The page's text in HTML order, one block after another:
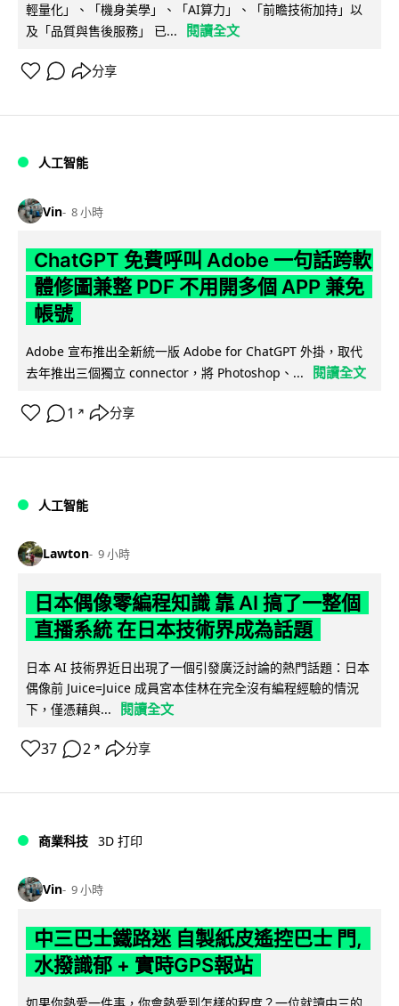
輕量化」、「機身美學」、「AI算力」、「前瞻技術加持」以
及「品質與售後服務」 已...
閱讀全文
分享
人工智能
Vin 8 小時
ChatGPT 免費呼叫 Adobe 一句話跨軟
體修圖兼整 PDF 不用開多個 APP 兼免
帳號
Adobe 宣布推出全新統一版 Adobe for ChatGPT 外掛，取代
去年推出三個獨立 connector，將 Photoshop、...
閱讀全文
1 ↗ 分享
人工智能
Lawton 9 小時
日本偶像零編程知識 靠 AI 搞了一整個
直播系統 在日本技術界成為話題
日本 AI 技術界近日出現了一個引發廣泛討論的熱門話題：日本
偶像前 Juice=Juice 成員宮本佳林在完全沒有編程經驗的情況
下，僅憑藉與...
閱讀全文
37 2 ↗ 分享
商業科技 3D 打印
Vin 9 小時
中三巴士鐵路迷 自製紙皮遙控巴士 門,
水撥識郁 + 實時GPS報站